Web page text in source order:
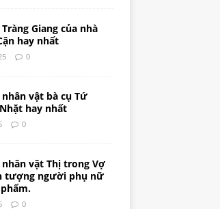
Giang của nhà
hay nhất
0
vật bà cụ Tứ
hay nhất
0
vật Thị trong Vợ
tượng người phụ nữ
0